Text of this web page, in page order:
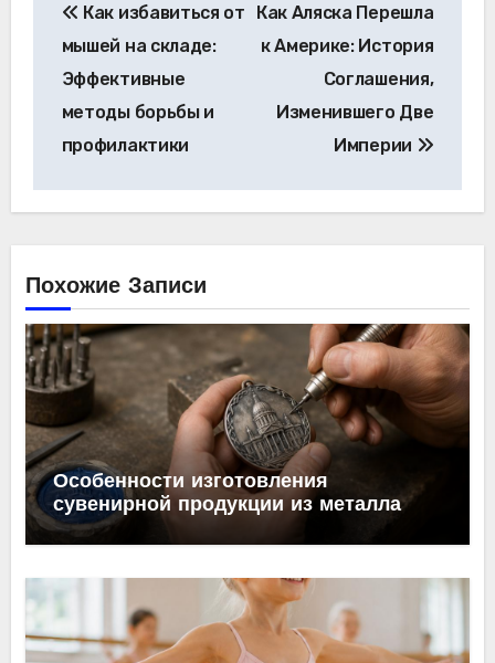
по
записям
Как избавиться от
мышей на складе:
Эффективные
методы борьбы и
профилактики
Как Аляска Перешла
к Америке: История
Соглашения,
Изменившего Две
Империи
Похожие Записи
Особенности изготовления
сувенирной продукции из металла